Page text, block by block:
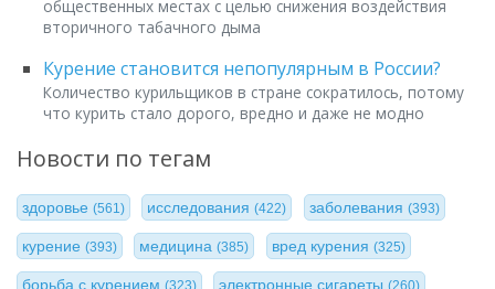
общественных местах с целью снижения воздействия
вторичного табачного дыма
Курение становится непопулярным в России?
Количество курильщиков в стране сократилось, потому
что курить стало дорого, вредно и даже не модно
Новости по тегам
здоровье (561) исследования(422) заболевания (393)
курение (393) медицина(385) вред курения (325)
борьба с курением (323) электронные сигареты(260)